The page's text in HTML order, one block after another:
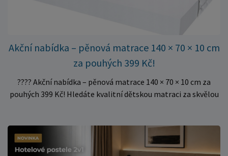
Akční nabídka – pěnová matrace 140 × 70 × 10 cm
za pouhých 399 Kč!
???? Akční nabídka – pěnová matrace 140 × 70 × 10 cm za
pouhých 399 Kč! Hledáte kvalitní dětskou matraci za skvělou
✅ Pohodlné pěnové jádro pro komfortní spánek dítěte ✅
Skvělá volba do dětských postýlek ✅ Výjimečně výhodná cena